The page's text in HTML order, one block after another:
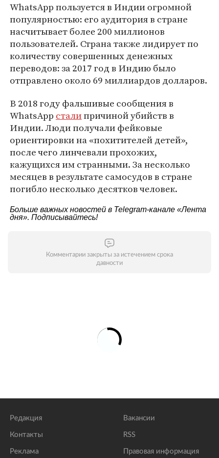
WhatsApp пользуется в Индии огромной
популярностью: его аудитория в стране
насчитывает более 200 миллионов
пользователей. Страна также лидирует по
количеству совершенных денежных
переводов: за 2017 год в Индию было
отправлено около 69 миллиардов долларов.
В 2018 году фальшивые сообщения в
WhatsApp сталипричиной убийств в
Индии. Люди получали фейковые
ориентировки на «похитителей детей»,
после чего линчевали прохожих,
кажущихся им странными. За несколько
месяцев в результате самосудов в стране
погибло несколько десятков человек.
Больше важных новостей в Telegram-канале «Лента
дня». Подписывайтесь!
Комментарии закрыты за истечением срока
давности
Редакция
Контакты
Реклама
Вакансии
RSS
Правовая информация